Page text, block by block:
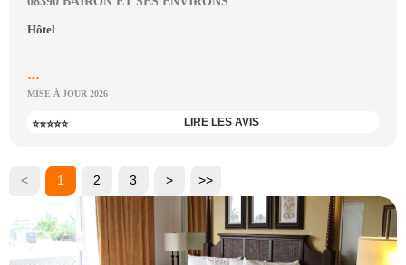
Hôtel
...
MISE À JOUR 2026
⭐⭐⭐⭐⭐ LIRE LES AVIS
< 1 2 3 > >>